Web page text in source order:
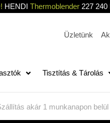
HENDI Thermoblender227 240
Üzletünk
Tisztítás & Tárolás
akár 1 munkanapon belül